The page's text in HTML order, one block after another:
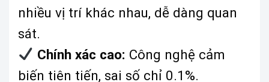
nhiều vị trí khác nhau, dễ dàng quan
sát.
Chính xác cao: Công nghệ cảm
biến tiên tiến, sai số chỉ 0.1%.